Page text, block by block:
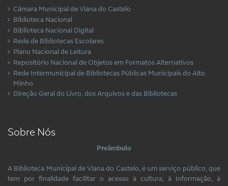
Câmara Municipal de Viana do Castelo
Biblioteca Nacional
Biblioteca Nacional Digital
Rede de Bibliotecas Escolares
Plano Nacional de Leitura
Repositório Nacional de Objetos em Formatos Alternativos
Rede Intermunicipal de Bibliotecas Públicas Municipais do Alto
Minho
Direção Geral do Livro, dos Arquivos e das Bibliotecas
Sobre Nós
Preâmbulo
A Biblioteca Municipal de Viana do Castelo, é um serviço público, que
tem por finalidade facilitar o acesso à cultura, à informação, à